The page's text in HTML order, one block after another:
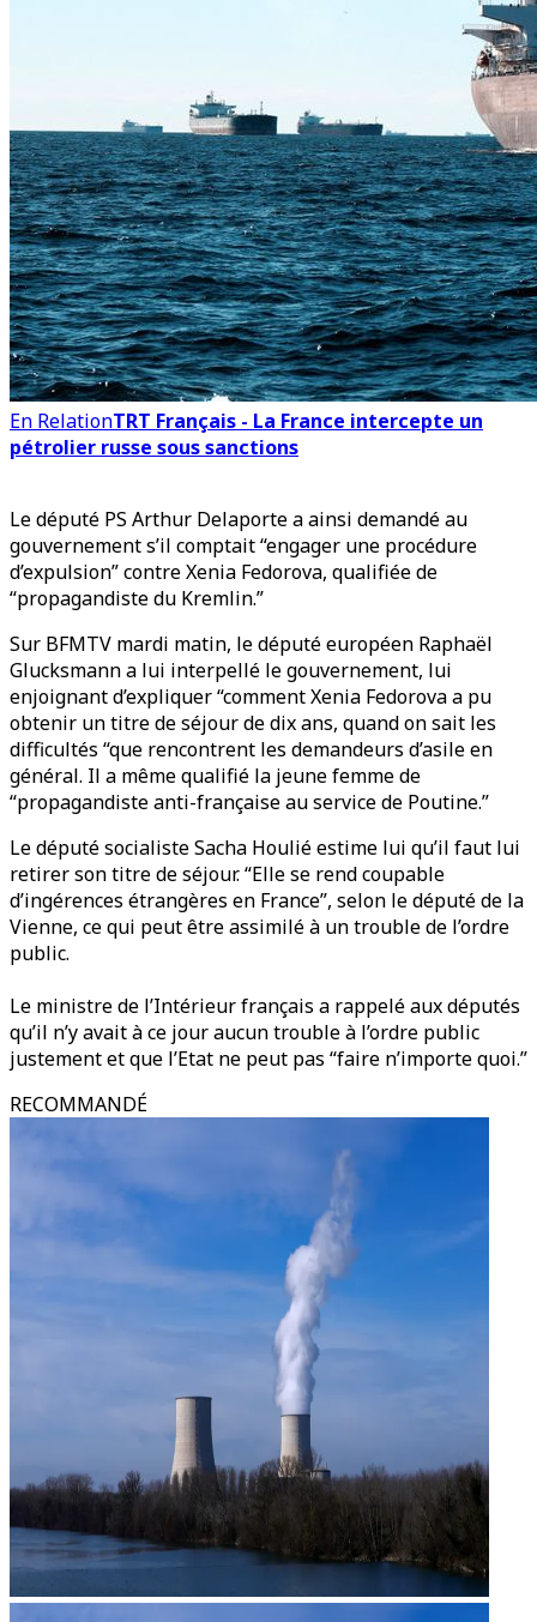
En RelationTRT Français - La France intercepte un
pétrolier russe sous sanctions
Le député PS Arthur Delaporte a ainsi demandé au
gouvernement s’il comptait “engager une procédure
d’expulsion” contre Xenia Fedorova, qualifiée de
“propagandiste du Kremlin.”
Sur BFMTV mardi matin, le député européen Raphaël
Glucksmann a lui interpellé le gouvernement, lui
enjoignant d’expliquer “comment Xenia Fedorova a pu
obtenir un titre de séjour de dix ans, quand on sait les
difficultés “que rencontrent les demandeurs d’asile en
général. Il a même qualifié la jeune femme de
“propagandiste anti-française au service de Poutine.”
Le député socialiste Sacha Houlié estime lui qu’il faut lui
retirer son titre de séjour. “Elle se rend coupable
d’ingérences étrangères en France”, selon le député de la
Vienne, ce qui peut être assimilé à un trouble de l’ordre
public.
Le ministre de l’Intérieur français a rappelé aux députés
qu’il n’y avait à ce jour aucun trouble à l’ordre public
justement et que l’Etat ne peut pas “faire n’importe quoi.”
RECOMMANDÉ